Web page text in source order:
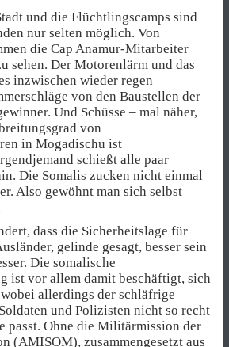
und die Flüchtlingscamps sind
nur selten möglich. Von
die Cap Anamur-Mitarbeiter
sehen. Der Motorenlärm und das
inzwischen wieder regen
von den Baustellen der
Und Schüsse – mal näher,
von
in Mogadischu ist
schießt alle paar
Die Somalis zucken nicht einmal
Also gewöhnt man sich selbst
dass die Sicherheitslage für
gelinde gesagt, besser sein
Die somalische
ist vor allem damit beschäftigt, sich
allerdings der schläfrige
und Polizisten nicht so recht
passt. Ohne die Militärmission der
(AMISOM), zusammengesetzt aus